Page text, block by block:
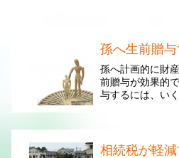
孫へ生前贈
孫へ計画的に財
前贈与が効果的
与するには、い
相続税が軽